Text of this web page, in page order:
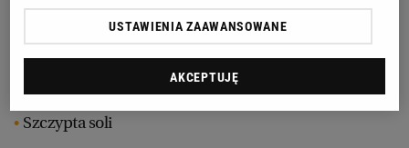
SOSNOWIEC
SZCZECIN
Szczypta pieprzu czarnego
1/3 łyżeczki tymianku
Szczypta soli
USTAWIENIA ZAAWANSOWANE
AKCEPTUJĘ